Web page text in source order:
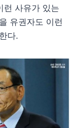
런 사유가 있는
유권자도 이런
다.